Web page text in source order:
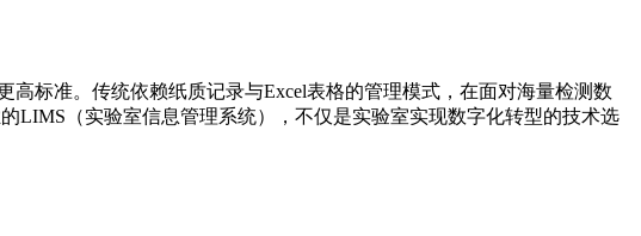
标准。传统依赖纸质记录与Excel表格的管理模式，在面对海量检测数
LIMS（实验室信息管理系统），不仅是实验室实现数字化转型的技术选